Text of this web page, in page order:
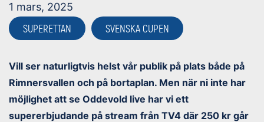
1 mars, 2025
SUPERETTAN SVENSKA CUPEN
Vill ser naturligtvis helst vår publik på plats både på
Rimnersvallen och på bortaplan. Men när ni inte har
möjlighet att se Oddevold live har vi ett
supererbjudande på stream från TV4 där 250 kr går